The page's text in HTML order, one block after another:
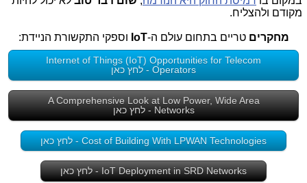
מקודם ולהצליח.
מחקריםטריים בתחום עולם ה-IoT וספקי התקשורת הניידת:
Internet of Things (IoT) Opportunities for Telecom
Operators - לחץ כאן
A Comprehensive Look at Low Power, Wide Area
Networks - לחץ כאן
Cost of Building With LPWAN Technologies - לחץ כאן
IoT Deployment in SRD Networks - לחץ כאן